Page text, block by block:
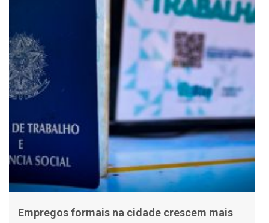
Empregos formais na cidade crescem mais